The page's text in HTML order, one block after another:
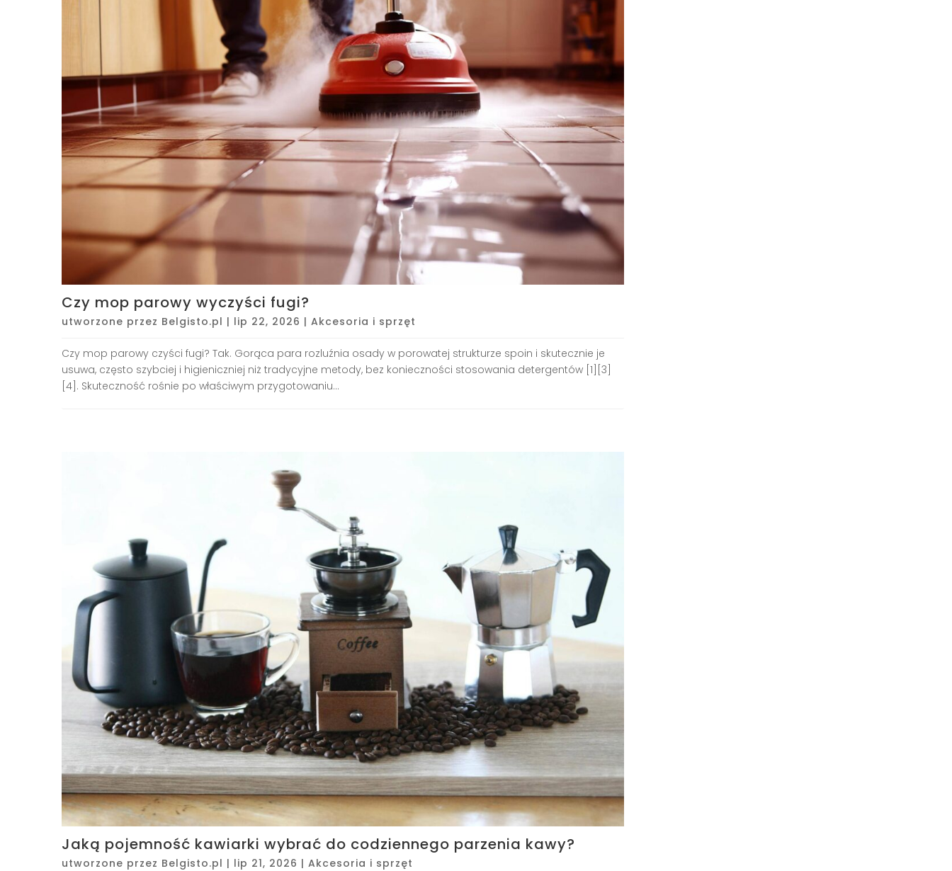
Czy mop parowy wyczyści fugi?
utworzone przez Belgisto.pl | lip 22, 2026 | Akcesoria i sprzęt
Czy mop parowy czyści fugi? Tak. Gorąca para rozluźnia osady w porowatej strukturze spoin i skutecznie je
usuwa, często szybciej i higieniczniej niż tradycyjne metody, bez konieczności stosowania detergentów [1][3]
[4]. Skuteczność rośnie po właściwym przygotowaniu...
Jaką pojemność kawiarki wybrać do codziennego parzenia kawy?
utworzone przez Belgisto.pl | lip 21, 2026 | Akcesoria i sprzęt